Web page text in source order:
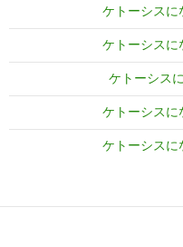
ケトーシスに
ケトーシスに
ケトーシス
ケトーシスに
ケトーシスに